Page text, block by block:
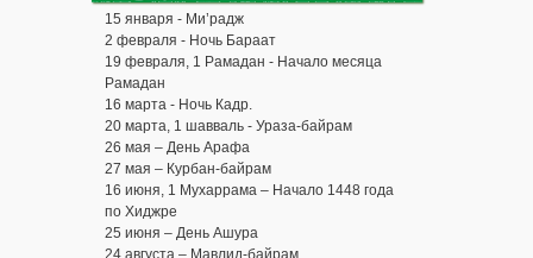
15 января - Ми’радж
2 февраля - Ночь Бараат
19 февраля, 1 Рамадан - Начало месяца
Рамадан
16 марта - Ночь Кадр.
20 марта, 1 шавваль - Ураза-байрам
26 мая – День Арафа
27 мая – Курбан-байрам
16 июня, 1 Мухаррама – Начало 1448 года
по Хиджре
25 июня – День Ашура
24 августа – Мавлид-байрам